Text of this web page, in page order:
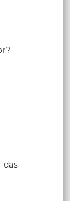
das